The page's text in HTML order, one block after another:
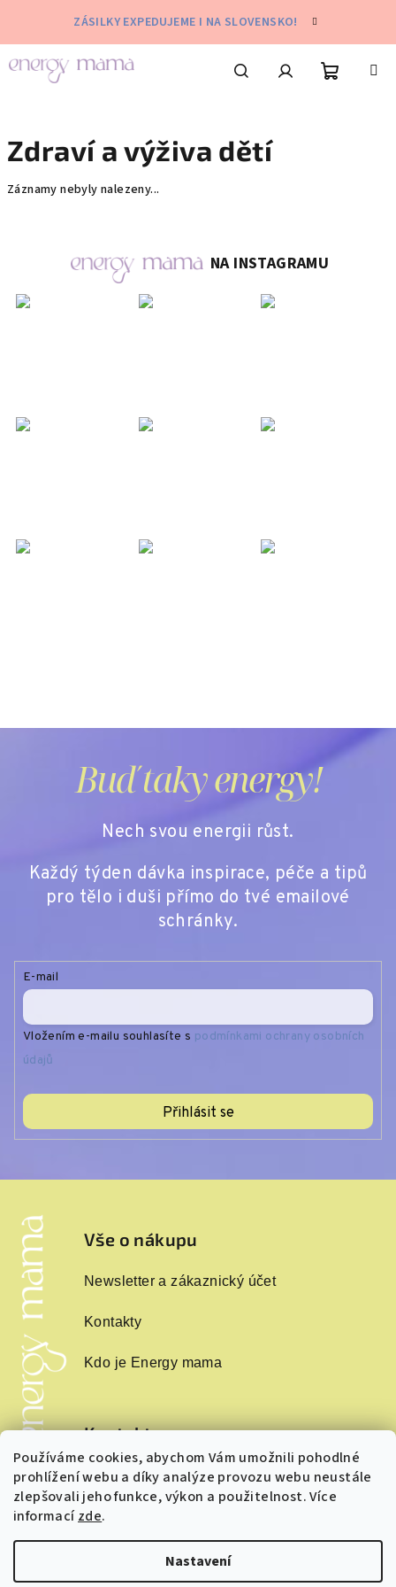
Používáme cookies, abychom Vám umožnili pohodlné
prohlížení webu a díky analýze provozu webu neustále
zlepšovali jeho funkce, výkon a použitelnost. Více
informacízde.
Nastavení
obsah
ZÁSILKY EXPEDUJEME I NA SLOVENSKO!
Zdraví a výživa dětí
Záznamy nebyly nalezeny...
NA INSTAGRAMU
Buď taky energy!
Nech svou energii růst.
Každý týden dávka inspirace, péče a tipů
pro tělo i duši přímo do tvé emailové
schránky.
E-mail
Vložením e-mailu souhlasíte s podmínkami ochrany osobních
údajů
Přihlásit se
Vše o nákupu
Newsletter a zákaznický účet
Kontakty
Kdo je Energy mama
Kontakt
info@energymama.cz
+420 724243874